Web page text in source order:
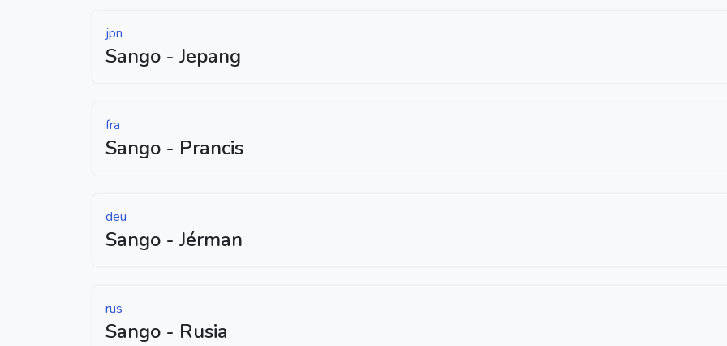
jpn
Sango - Jepang
fra
Sango - Prancis
deu
Sango - Jérman
rus
Sango - Rusia